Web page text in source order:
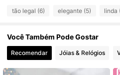
496 Seguidores
4,79 496 Seguidores
tão legal (6) elegante (5) linda
Você Também Pode Gostar
Recomendar Jóias & Relógios